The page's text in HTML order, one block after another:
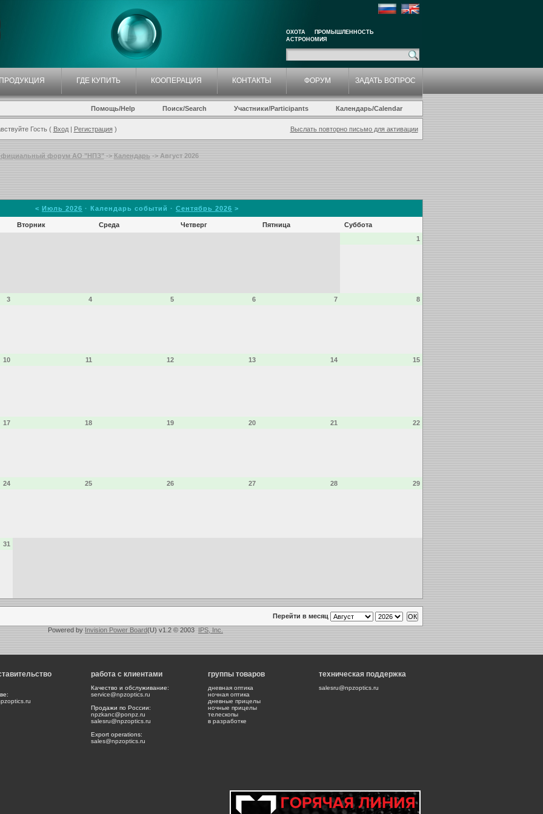
ОХОТА
ПРОМЫШЛЕННОСТЬ
АСТРОНОМИЯ
ПРОДУКЦИЯ ГДЕ КУПИТЬ КООПЕРАЦИЯ КОНТАКТЫ ФОРУМ ЗАДАТЬ ВОПРОС
Помощь/Help Поиск/Search Участники/Participants Календарь/Calendar
Гость ( Вход| Регистрация) Выслать повторно письмо для активации
форум АО "НПЗ"-> Календарь -> Август 2026
< Июль 2026 · Календарь событий · Сентябрь 2026 >
Вторник Среда Четверг Пятница
Суббота
1
3 4 5 6 7 8
10 11 12 13 14 15
17 18 19 20 21 22
24 25 26 27 28 29
31
Перейти в месяц
Powered by Invision Power Board(U) v1.2 © 2003 IPS, Inc.
работа с клиентами
Качество и обслуживание:
service@npzoptics.ru
Продажи по России:
npzkanc@ponpz.ru
salesru@npzoptics.ru
Export operations:
sales@npzoptics.ru
группы товаров
дневная оптика
ночная оптика
дневные прицелы
ночные прицелы
телескопы
в разработке
техническая поддержка
salesru@npzoptics.ru